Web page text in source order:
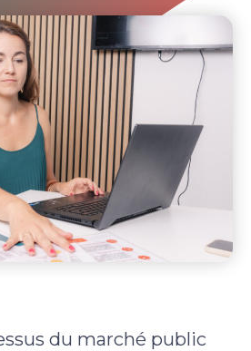
du marché public